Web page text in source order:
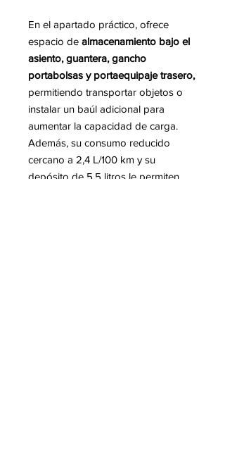
En el apartado práctico, ofrece
espacio de almacenamiento bajo el
asiento, guantera, gancho
portabolsas y portaequipaje trasero,
permitiendo transportar objetos o
instalar un baúl adicional para
aumentar la capacidad de carga.
Además, su consumo reducido
cercano a 2,4 L/100 km y su
depósito de 5,5 litros le permiten